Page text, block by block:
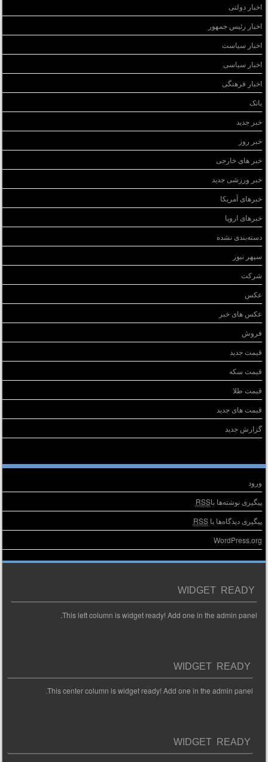
اخبار دولتی
اخبار رئیس جمهور
اخبار سیاست
اخبار سیاسی
اخبار فرهنگی
بانک
خبر جدید
خبر روز
خبر های خارجی
خبر ورزشی جدید
خبرهای آمریکا
خبرهای اروپا
دسته‌بندی نشده
سپهر نیوز
شرکت
عکس
عکس های خبر
فروش
قیمت جدید
قیمت سکه
قیمت طلا
قیمت های جدید
گزارش جدید
ورود
پیگیری نوشته‌ها باRSS
پیگیری دیدگاه‌ها باRSS
WordPress.org
WIDGET READY
This left column is widget ready! Add one in the admin panel.
WIDGET READY
This center column is widget ready! Add one in the admin panel.
WIDGET READY